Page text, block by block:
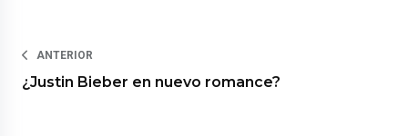
ANTERIOR
¿Justin Bieber en nuevo romance?